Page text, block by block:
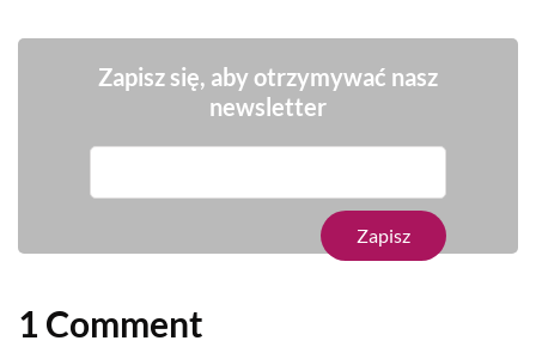
Zapisz się, aby otrzymywać nasz
newsletter
1 Comment